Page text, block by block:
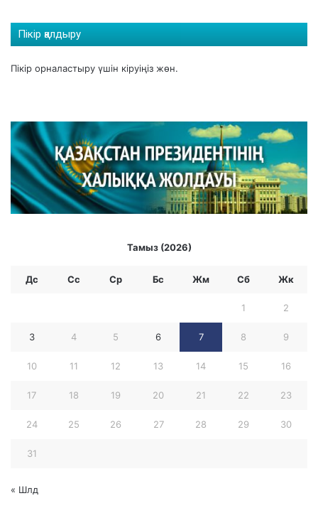
Пікір қалдыру
Пікір орналастыру үшін кіруіңіз жөн.
Тамыз (2026)
Дс Сс Ср Бc Жм Сб Жк
1 2
3 4 5 6 7 8 9
10 11 12 13 14 15 16
17 18 19 20 21 22 23
24 25 26 27 28 29 30
31
« Шлд